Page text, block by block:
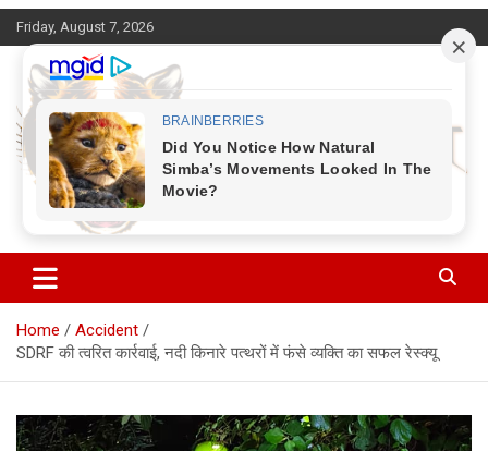
Skip
to
content
Friday, August 7, 2026
Corbett Halchal (कॉर्बेट हलचल)
Home
Accident
SDRF की त्वरित कार्रवाई, नदी किनारे पत्थरों में फंसे व्यक्ति का सफल रेस्क्यू